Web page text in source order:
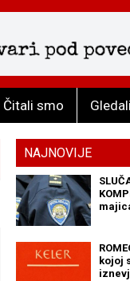
Čitali smo
NAJNOVIJE
kojoj